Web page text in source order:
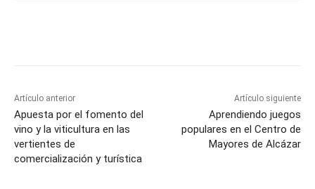
Artículo anterior
Apuesta por el fomento del
vino y la viticultura en las
vertientes de
comercialización y turística
Artículo siguiente
Aprendiendo juegos
populares en el Centro de
Mayores de Alcázar